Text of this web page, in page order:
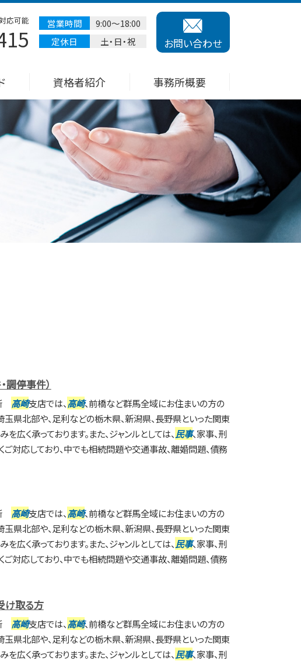
応可能 営業時間
9:00～18:00
定休日
土・日・祝 お問い合わせ
資格者紹介 事務所概要
調停事件）
高崎支店では、 高崎、前橋など群馬全域にお住まいの方の
玉県北部や、足利などの栃木県、新潟県、長野県といった関東
広く承っております。また、ジャンルとしては、 民事、家事、刑
対応しており、中でも相続問題や交通事故、離婚問題、債務
高崎支店では、 高崎、前橋など群馬全域にお住まいの方の
玉県北部や、足利などの栃木県、新潟県、長野県といった関東
広く承っております。また、ジャンルとしては、 民事、家事、刑
対応しており、中でも相続問題や交通事故、離婚問題、債務
け取る方
高崎支店では、 高崎、前橋など群馬全域にお住まいの方の
玉県北部や、足利などの栃木県、新潟県、長野県といった関東
広く承っております。また、ジャンルとしては、 民事、家事、刑